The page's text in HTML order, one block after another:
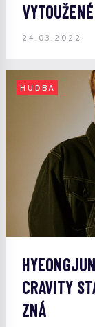
24.03.2022
HUDBA
CRAVITY
ZNÁ